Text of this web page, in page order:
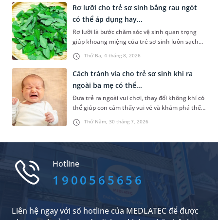
con vững vàng tự lập từ nhỏ mà còn là chiếc
khiên bảo vệ con an toàn khi bắt đầu bước ra
khám phá thế giới xung quanh.
Thứ Ba, 4 tháng 8, 2026
Rơ lưỡi cho trẻ sơ sinh bằng rau ngót
có thể áp dụng hay...
Rơ lưỡi là bước chăm sóc vệ sinh quan trọng
giúp khoang miệng của trẻ sơ sinh luôn sạch
sẽ, hạn chế cặn sữa tích tụ và giảm nguy cơ
nấm miệng. Để thực hiện điều này, không ít
cha mẹ tìm đến cách rơ lưỡi cho trẻ sơ sinh
bằng rau ngót. Vậy đây có phải là phương pháp
nên áp dụng không? Bài viết sau sẽ giúp cha
mẹ có thêm thông tin để chủ động chăm sóc
khoang miệng cho trẻ đúng cách.
Thứ Năm, 30 tháng 7, 2026
Cách tránh vía cho trẻ sơ sinh khi ra
ngoài ba mẹ có thể...
Đưa trẻ ra ngoài vui chơi, thay đổi không khí có
thể giúp con cảm thấy vui vẻ và khám phá thế
giới xung quanh. Tuy nhiên, nhiều cha mẹ vẫn
lo lắng khi trẻ quấy khóc, bỏ bú hoặc ngủ
đã bị “phải vía”. Vậy thực tế có hiện tượng này
trẻ sơ sinh khi ra ngoài như thế nào để bé luôn
khỏe mạnh?
Hotline
1900565656
Liên hệ ngay với số hotline của MEDLATEC để được